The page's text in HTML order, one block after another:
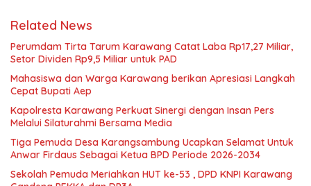
Related News
Perumdam Tirta Tarum Karawang Catat Laba Rp17,27 Miliar,
Setor Dividen Rp9,5 Miliar untuk PAD
Mahasiswa dan Warga Karawang berikan Apresiasi Langkah
Cepat Bupati Aep
Kapolresta Karawang Perkuat Sinergi dengan Insan Pers
Melalui Silaturahmi Bersama Media
Tiga Pemuda Desa Karangsambung Ucapkan Selamat Untuk
Anwar Firdaus Sebagai Ketua BPD Periode 2026-2034
Sekolah Pemuda Meriahkan HUT ke-53 , DPD KNPI Karawang